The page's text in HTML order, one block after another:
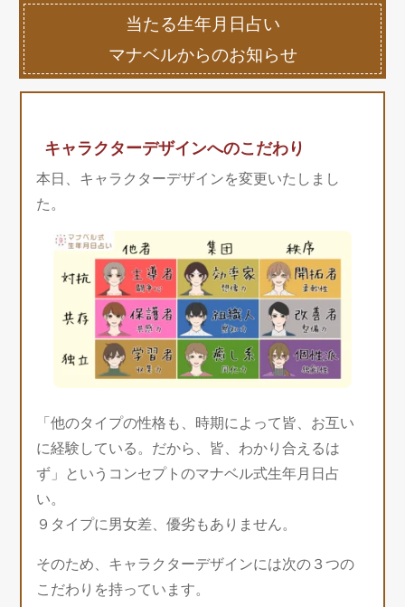
当たる生年月日占い
マナベルからのお知らせ
キャラクターデザインへのこだわり
本日、キャラクターデザインを変更いたしまし
た。
「他のタイプの性格も、時期によって皆、お互い
に経験している。だから、皆、わかり合えるは
ず」というコンセプトのマナベル式生年月日占
い。
９タイプに男女差、優劣もありません。
そのため、キャラクターデザインには次の３つの
こだわりを持っています。